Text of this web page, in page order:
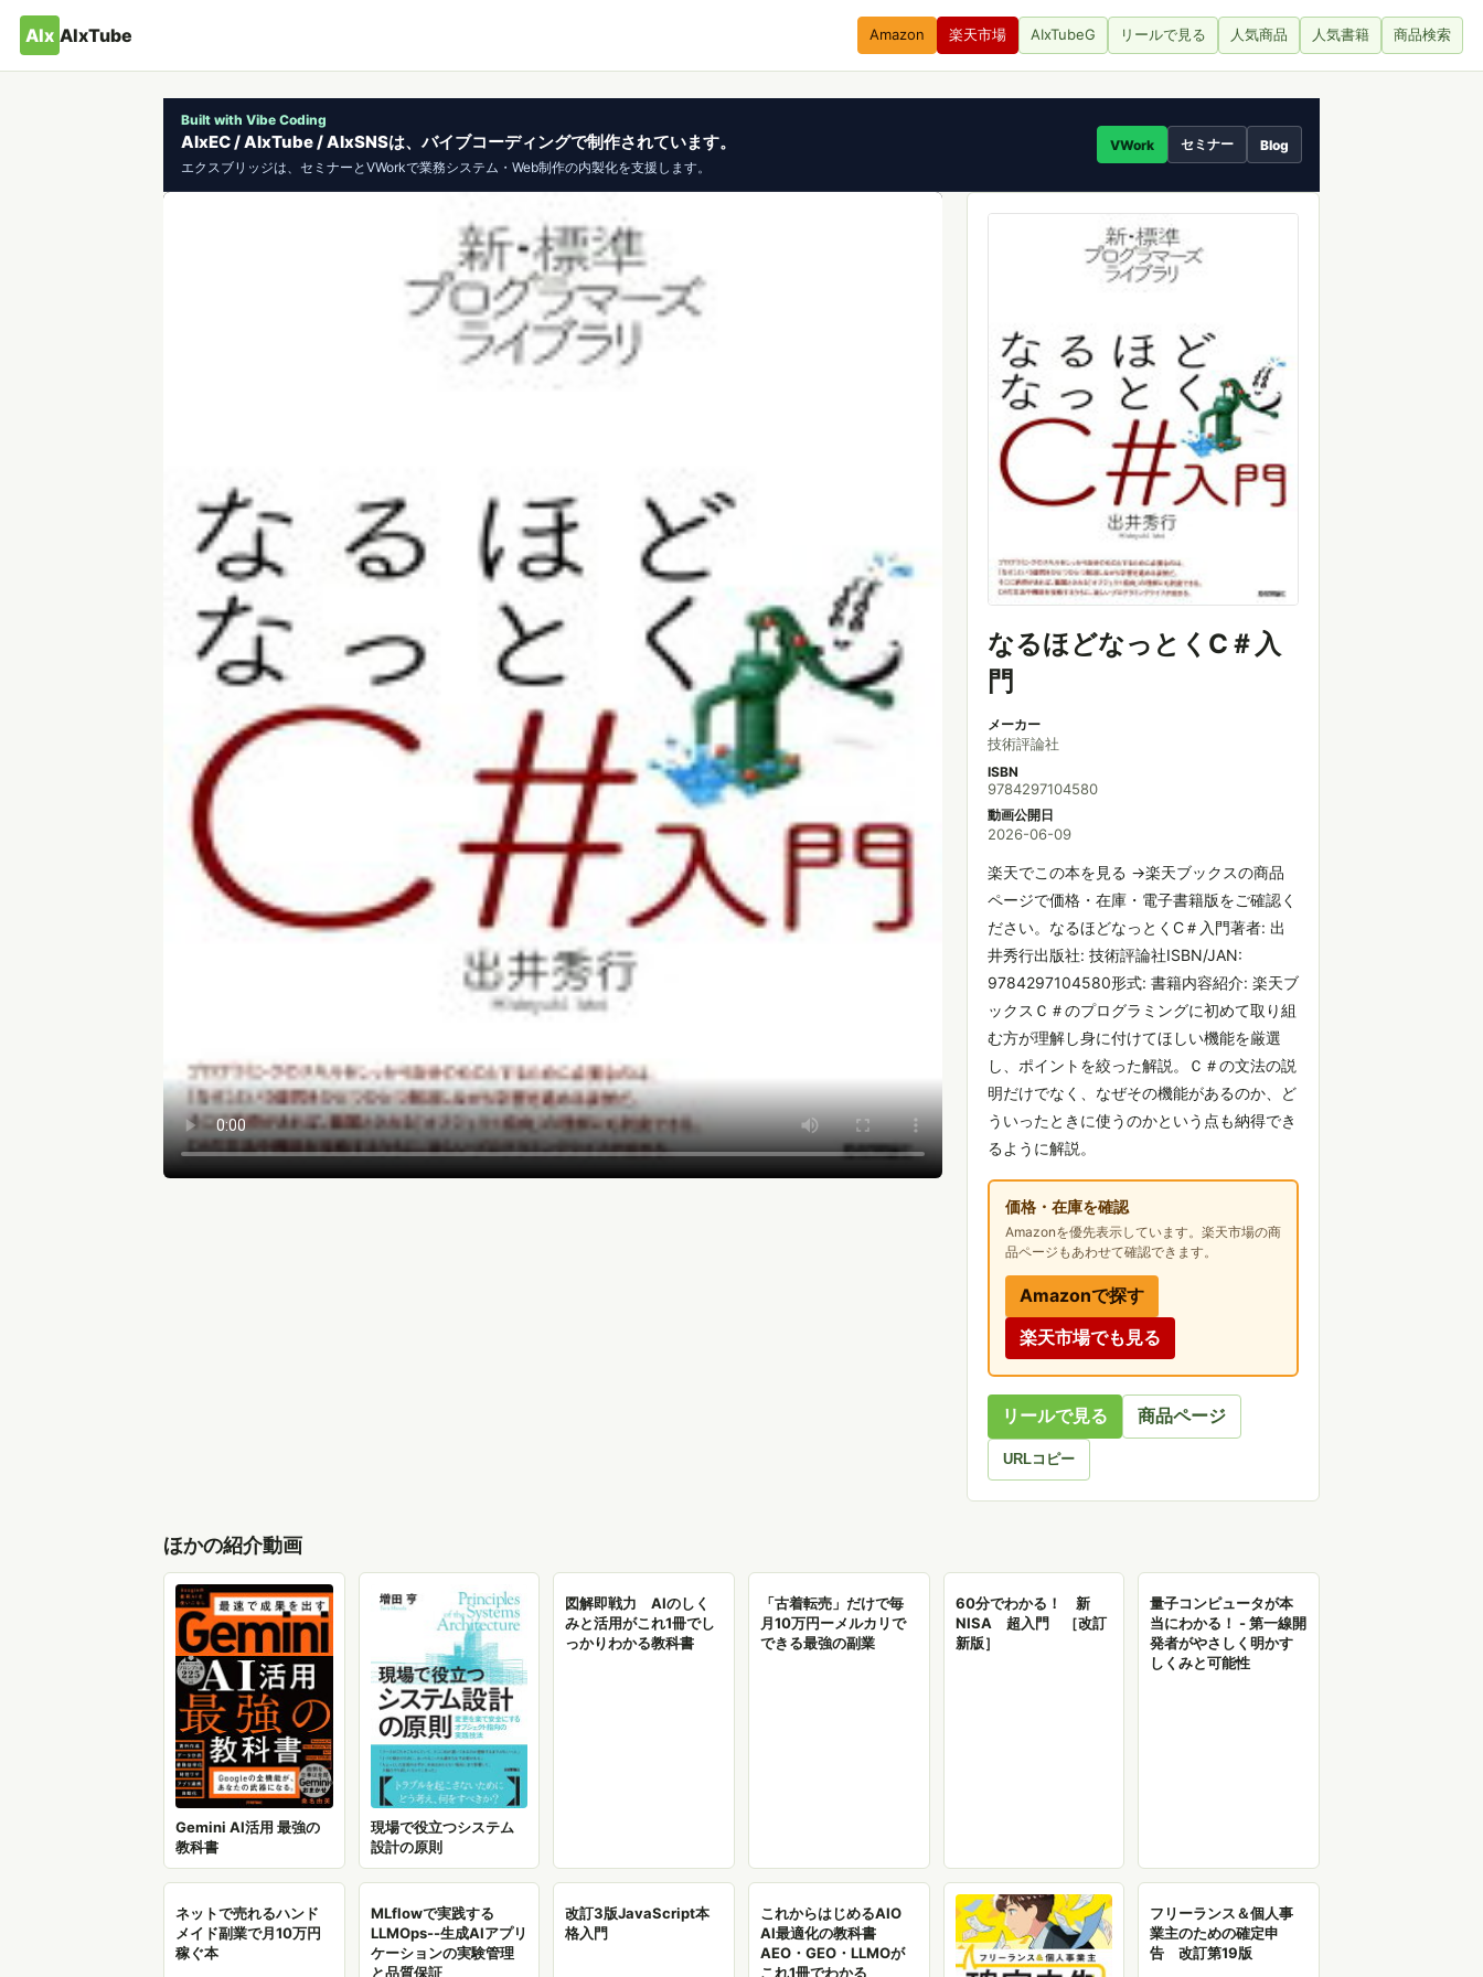
AIx AIxTube Amazon 楽天市場 AIxTubeG リールで見る 人気商品 人気書籍 商品検索
Built with Vibe Coding
AIxEC / AIxTube / AIxSNSは、バイブコーディングで制作されています。
エクスブリッジは、セミナーとVWorkで業務システム・Web制作の内製化を支援します。
VWork セミナー Blog
なるほどなっとくC＃入
門
メーカー
技術評論社
ISBN
9784297104580
動画公開日
2026-06-09
楽天でこの本を見る →楽天ブックスの商品
ページで価格・在庫・電子書籍版をご確認く
ださい。なるほどなっとくC＃入門著者: 出
井秀行出版社: 技術評論社ISBN/JAN:
9784297104580形式: 書籍内容紹介: 楽天ブ
ックスＣ＃のプログラミングに初めて取り組
む方が理解し身に付けてほしい機能を厳選
し、ポイントを絞った解説。Ｃ＃の文法の説
明だけでなく、なぜその機能があるのか、ど
ういったときに使うのかという点も納得でき
るように解説。
価格・在庫を確認
Amazonを優先表示しています。楽天市場の商
品ページもあわせて確認できます。
Amazonで探す
楽天市場でも見る
リールで見る 商品ページ
URLコピー
ほかの紹介動画
Gemini AI活用 最強の
教科書
現場で役立つシステム
設計の原則
図解即戦力 AIのしく
みと活用がこれ1冊でし
っかりわかる教科書
「古着転売」だけで毎
月10万円ーメルカリで
できる最強の副業
60分でわかる！ 新
NISA 超入門 ［改訂
新版］
量子コンピュータが本
当にわかる！ - 第一線開
発者がやさしく明かす
しくみと可能性
ネットで売れるハンド
メイド副業で月10万円
稼ぐ本
MLflowで実践する
LLMOps--生成AIアプリ
ケーションの実験管理
と品質保証
改訂3版JavaScript本
格入門
これからはじめるAIO
AI最適化の教科書
AEO・GEO・LLMOが
これ1冊でわかる
フリーランス＆個人事
業主のための確定申
告 改訂第19版